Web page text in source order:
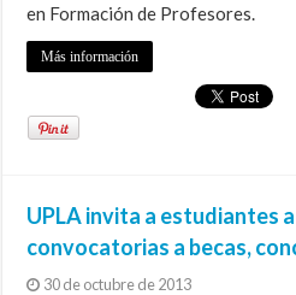
en Formación de Profesores.
Más información
UPLA invita a estudiantes
convocatorias a becas,
30 de octubre de 2013